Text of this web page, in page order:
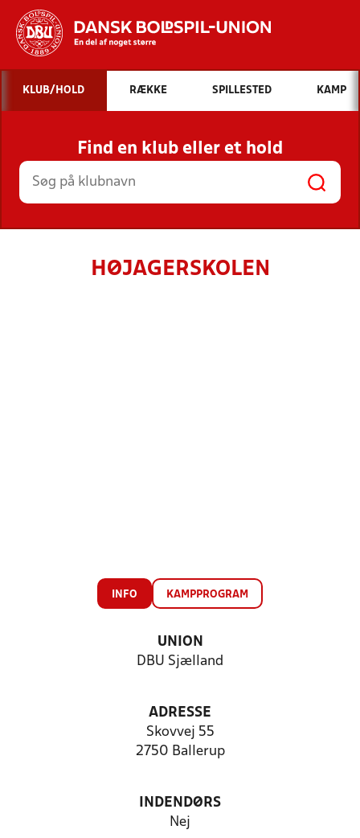
Hvad vil du søge efter?
INDHOLD OG NYHEDER
STILLINGER, RESULTATER, KLUBBER OG
HOLD
KLUB/HOLD RÆKKE SPILLESTED KAMP
Find en klub eller et hold
HØJAGERSKOLEN
INFO KAMPPROGRAM
UNION
DBU Sjælland
ADRESSE
Skovvej 55
2750 Ballerup
INDENDØRS
Nej